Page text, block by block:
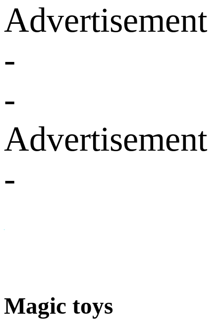
Advertisement
-
-
Advertisement
-
Magic toys